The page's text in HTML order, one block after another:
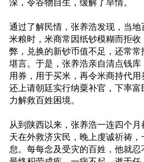
深，令谷物自生，缓解了旱情。
通过了解民情，张养浩发现，当地
米粮时，米商常因纸钞模糊而拒
弊，兑换的新钞币值不足，还常常
堪言。于是，张养浩亲自清点钱
用券，用于买米，再令米商持代
还上请朝廷实行纳粟补官，下率
力解救百姓困境。
从到陕西以来，张养浩一连四个月
天在外救济灾民，晚上虔诚祈祷
怠。每每念及受灾的百姓，他就忍